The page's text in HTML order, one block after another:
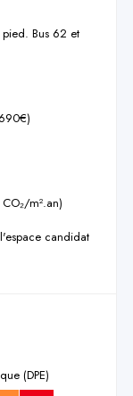
Bus 62 et
m².an)
candidat
(DPE)